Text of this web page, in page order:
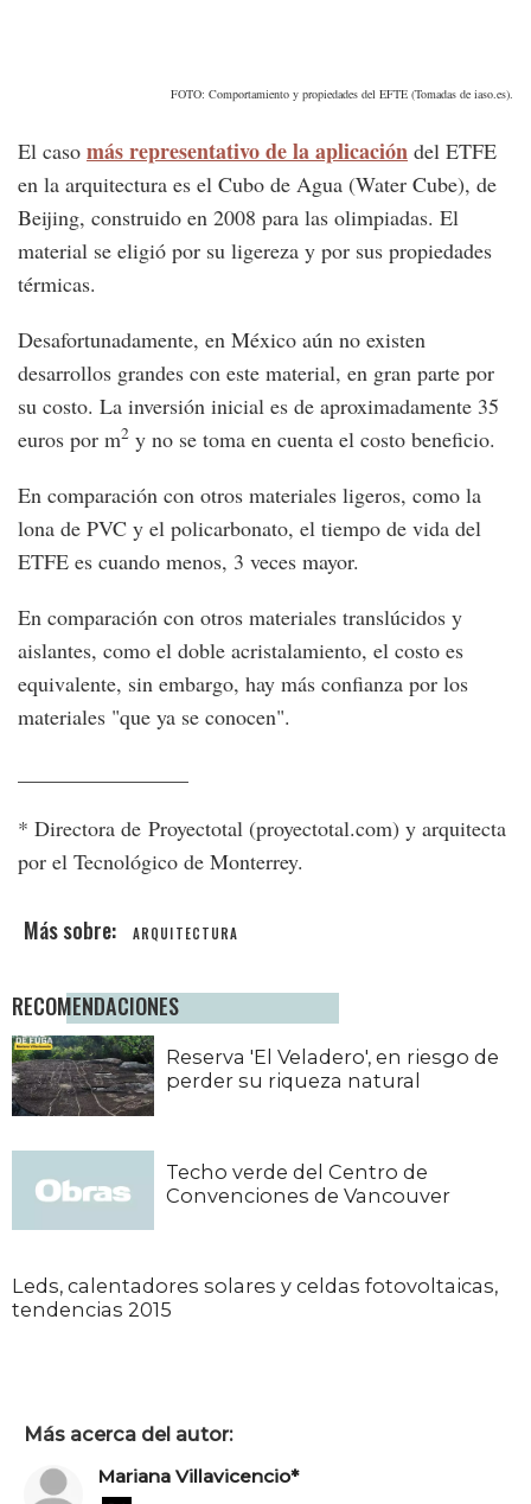
FOTO: Comportamiento y propiedades del EFTE (Tomadas de iaso.es).
El caso más representativo de la aplicación del ETFE
en la arquitectura es el Cubo de Agua (Water Cube), de
Beijing, construido en 2008 para las olimpiadas. El
material se eligió por su ligereza y por sus propiedades
térmicas.
Desafortunadamente, en México aún no existen
desarrollos grandes con este material, en gran parte por
su costo. La inversión inicial es de aproximadamente 35
euros por m2 y no se toma en cuenta el costo beneficio.
En comparación con otros materiales ligeros, como la
lona de PVC y el policarbonato, el tiempo de vida del
ETFE es cuando menos, 3 veces mayor.
En comparación con otros materiales translúcidos y
aislantes, como el doble acristalamiento, el costo es
equivalente, sin embargo, hay más confianza por los
materiales "que ya se conocen".
* Directora de Proyectotal (proyectotal.com) y arquitecta
por el Tecnológico de Monterrey.
ARQUITECTURA
RECOMENDACIONES
Reserva 'El Veladero', en riesgo de
perder su riqueza natural
Techo verde del Centro de
Convenciones de Vancouver
Leds, calentadores solares y celdas fotovoltaicas,
tendencias 2015
Más acerca del autor:
Mariana Villavicencio*